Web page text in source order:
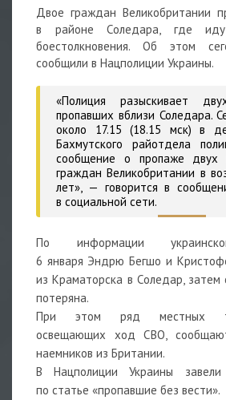
Двое граждан Великобритании
в районе Соледара, где
боестолкновения. Об этом
сообщили в Нацполиции Украины.
«Полиция разыскивает
пропавших вблизи Соледара.
около 17.15 (18.15 мск) в
Бахмутского райотдела
сообщение о пропаже двух
граждан Великобритании в
лет»,
— говорится в
в социальной сети.
По информации
6 января Эндрю Бегшо и
из Краматорска в Соледар, затем
потеряна.
При этом ряд местных
освещающих ход СВО,
наемников из Британии.
В Нацполиции Украины завели
по статье «пропавшие без вести».